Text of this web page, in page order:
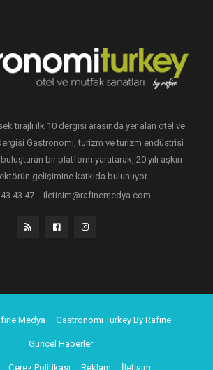
tirajlı ilk 10 dergisi arasında yer alan otel ve
Gastronomi, turizm ve turizm endüstrisi
bir platform yaratarak, 20 yılı aşkın
gelişimine katkıda bulunuyor.
43 47
iletisim@rafinemedya.com
Medya Gastronomi Turkey By Rafine
Güncel Haberler
Çerez Politikası Reklam İletişim